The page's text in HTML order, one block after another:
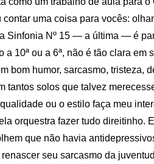
uma coisa para vocês:
Sinfonia Nº 15 — a última — é
10ª ou a 6ª, não é tão clara em
bom humor, sarcasmo, tristeza,
tantos solos que talvez
ou o estilo faça meu
orquestra fazer tudo direitinho.
que não havia
seu sarcasmo da